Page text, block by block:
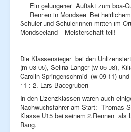
Ein gelungener Auftakt zum boa-
Rennen in Mondsee. Bei
Schüler und Schülerinnen mitten im
Mondseeland – Meisterschaft teil!
Die Klassensieger bei den
(m 03-05), Selina Langer (w 06-08),
Carolin Springenschmid (w 09-11)
11 ; 2. Lars Badegruber)
In den Lizenzklassen waren auch
Nachwuchsfahrer am Start: Thomas
Klasse U15 bei seinem 2.Rennen als
Rang.